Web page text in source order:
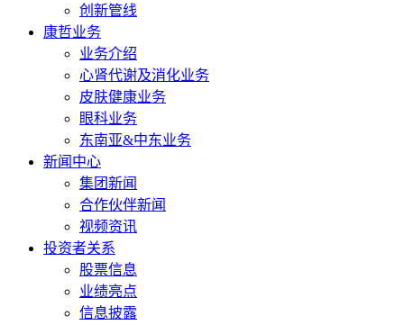
创新管线
康哲业务
业务介绍
心肾代谢及消化业务
皮肤健康业务
眼科业务
东南亚&中东业务
新闻中心
集团新闻
合作伙伴新闻
视频资讯
投资者关系
股票信息
业绩亮点
信息披露